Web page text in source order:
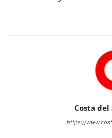
Costa del
https://